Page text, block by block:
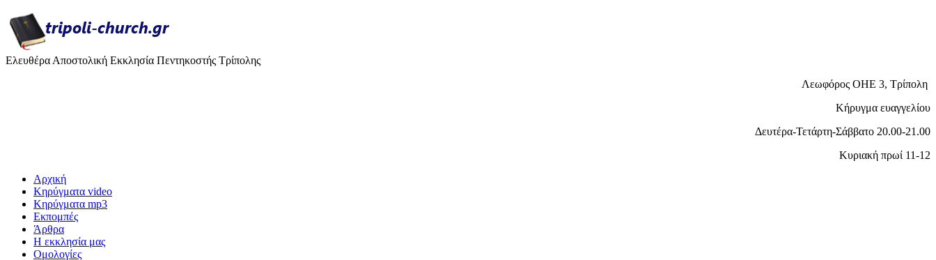
Ελευθέρα Αποστολική Εκκλησία Πεντηκοστής Τρίπολης
Λεωφόρος ΟΗΕ 3, Τρίπολη
Κήρυγμα ευαγγελίου
Δευτέρα-Τετάρτη-Σάββατο 20.00-21.00
Κυριακή πρωί 11-12
Αρχική
Κηρύγματα video
Κηρύγματα mp3
Εκπομπές
Άρθρα
H εκκλησία μας
Ομολογίες